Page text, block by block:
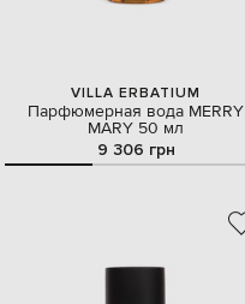
VILLA ERBATIUM
Парфюмерная вода MERRY
MARY 50 мл
9 306 грн